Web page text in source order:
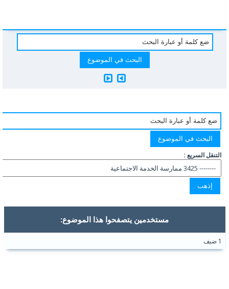
التنقل السريع :
مستخدمين يتصفحوا هذا الموضوع: